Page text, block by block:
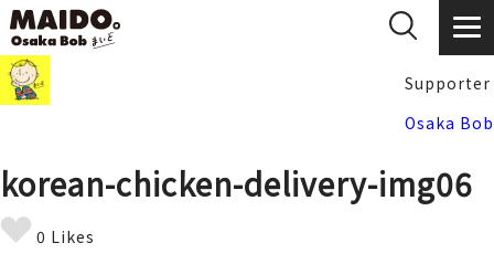
Supporter
Osaka Bob
korean-chicken-delivery-img06
0 Likes